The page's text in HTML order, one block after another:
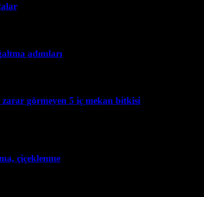
adımları
zarar görmeyen 5 iç mekan bitkisi
çiçeklenme